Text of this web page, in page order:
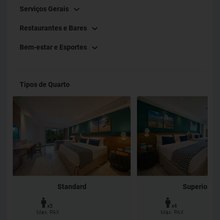
Serviços Gerais
Restaurantes e Bares
Bem-estar e Esportes
Tipos de Quarto
Standard
x3
Max. PAX
Superior
x4
Max. PAX